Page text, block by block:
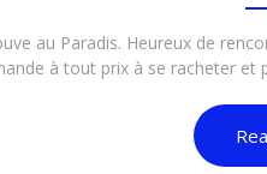
au Paradis. Heureux de
à tout prix à se racheter et